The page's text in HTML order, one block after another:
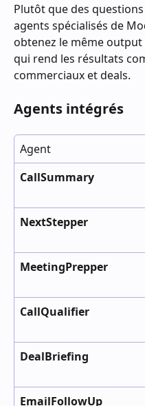
Plutôt que des
agents spécialisés de
obtenez le même
qui rend les résultats
commerciaux et deals.
Agents intégrés
Agent
CallSummary
NextStepper
MeetingPrepper
CallQualifier
DealBriefing
EmailFollowUp